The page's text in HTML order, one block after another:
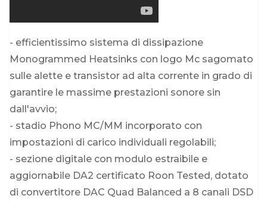
- efficientissimo sistema di dissipazione
Monogrammed Heatsinks con logo Mc sagomato
sulle alette e transistor ad alta corrente in grado di
garantire le massime prestazioni sonore sin
dall'avvio;
- stadio Phono MC/MM incorporato con
impostazioni di carico individuali regolabili;
- sezione digitale con modulo estraibile e
aggiornabile DA2 certificato Roon Tested, dotato
di convertitore DAC Quad Balanced a 8 canali DSD